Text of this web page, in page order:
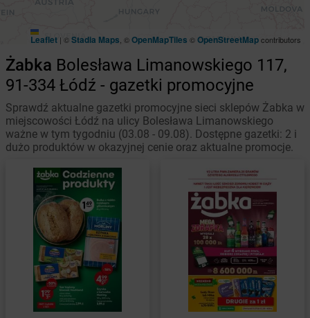
Leaflet | ©Stadia Maps , ©OpenMapTiles ©OpenStreetMapcontributors
Żabka Bolesława Limanowskiego 117,
91-334 Łódź - gazetki promocyjne
Sprawdź aktualne gazetki promocyjne sieci sklepów Żabka w
miejscowości Łódź na ulicy Bolesława Limanowskiego
ważne w tym tygodniu (03.08 - 09.08). Dostępne gazetki: 2 i
dużo produktów w okazyjnej cenie oraz aktualne promocje.